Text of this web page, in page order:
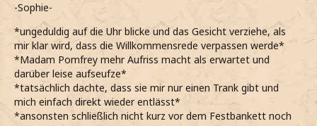
-Sophie-
*ungeduldig auf die Uhr blicke und das Gesicht verziehe, als
mir klar wird, dass die Willkommensrede verpassen werde*
*Madam Pomfrey mehr Aufriss macht als erwartet und
darüber leise aufseufze*
*tatsächlich dachte, dass sie mir nur einen Trank gibt und
mich einfach direkt wieder entlässt*
*ansonsten schließlich nicht kurz vor dem Festbankett noch